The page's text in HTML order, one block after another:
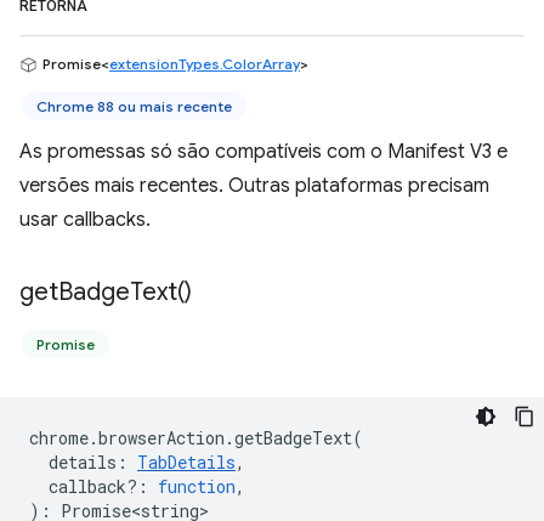
RETORNA
Promise<extensionTypes.ColorArray>
Chrome 88 ou mais recente
As promessas só são compatíveis com o Manifest V3 e
versões mais recentes. Outras plataformas precisam
usar callbacks.
getBadgeText()
Promise
chrome.browserAction .getBadgeText(
details : TabDetails,
callback? : function,
) : Promise<string>